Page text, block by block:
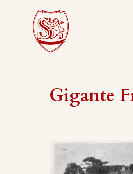
Gigante